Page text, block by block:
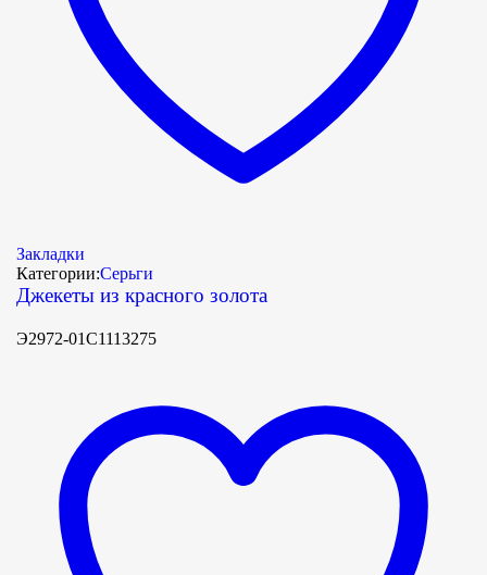
Закладки
Категории:Серьги
Джекеты из красного золота
Э2972-01С1113275